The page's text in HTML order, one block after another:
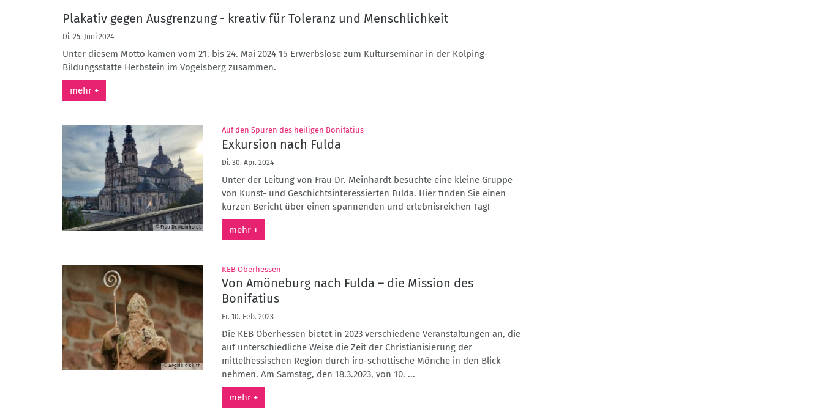
Plakativ gegen Ausgrenzung - kreativ für Toleranz und Menschlichkeit
Di. 25. Juni 2024
Unter diesem Motto kamen vom 21. bis 24. Mai 2024 15 Erwerbslose zum Kulturseminar in der Kolping-
Bildungsstätte Herbstein im Vogelsberg zusammen.
mehr +
© Frau Dr. Meinhardt
Auf den Spuren des heiligen Bonifatius:
Exkursion nach Fulda
Di. 30. Apr. 2024
Unter der Leitung von Frau Dr. Meinhardt besuchte eine kleine Gruppe
von Kunst- und Geschichtsinteressierten Fulda. Hier finden Sie einen
kurzen Bericht über einen spannenden und erlebnisreichen Tag!
mehr +
© Aegidius Kluth
KEB Oberhessen
Von Amöneburg nach Fulda – die Mission des
Bonifatius
Fr. 10. Feb. 2023
Die KEB Oberhessen bietet in 2023 verschiedene Veranstaltungen an, die
auf unterschiedliche Weise die Zeit der Christianisierung der
mittelhessischen Region durch iro-schottische Mönche in den Blick
nehmen. Am Samstag, den 18.3.2023, von 10. ...
mehr +